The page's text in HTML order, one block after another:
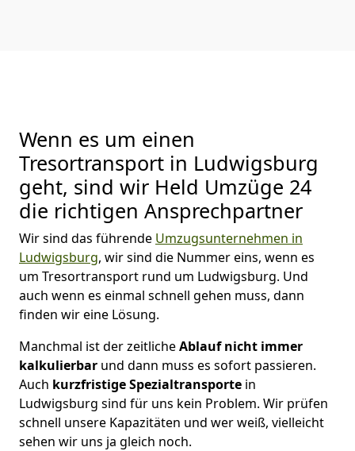
Wenn es um einen
Tresortransport in Ludwigsburg
geht, sind wir Held Umzüge 24
die richtigen Ansprechpartner
Wir sind das führende Umzugsunternehmen in
Ludwigsburg, wir sind die Nummer eins, wenn es
um Tresortransport rund um Ludwigsburg. Und
auch wenn es einmal schnell gehen muss, dann
finden wir eine Lösung.
Manchmal ist der zeitlicheAblauf nicht immer
kalkulierbar und dann muss es sofort passieren.
Auch kurzfristigeSpezialtransporte in
Ludwigsburg sind für uns kein Problem. Wir prüfen
schnell unsere Kapazitäten und wer weiß, vielleicht
sehen wir uns ja gleich noch.